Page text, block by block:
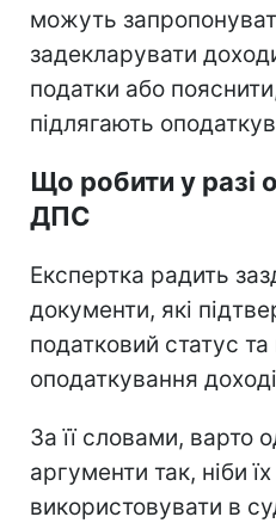
можуть
задекларувати
податки або
підлягають
Що робити у разі
ДПС
Експертка радить
документи, які
податковий статус
оподаткування
За її словами, варто
аргументи так, ніби
використовувати в